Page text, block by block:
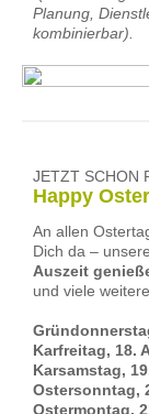
Planung,
kombinierbar).
JETZT SCHON
Happy
An allen
Dich da –
Auszeit
und viele
Karfreitag, 18.
Karsamstag,
Ostersonntag,
Ostermontag,